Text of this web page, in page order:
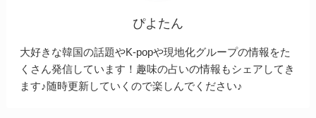
ぴよたん
大好きな韓国の話題やK-popや現地化グループの情報をた
くさん発信しています！趣味の占いの情報もシェアしてき
ます♪随時更新していくので楽しんでください♪